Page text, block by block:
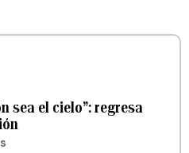
sea el cielo”: regresa